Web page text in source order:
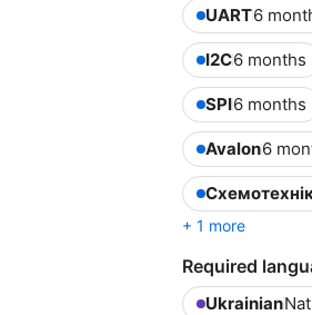
UART6
I2C6 months
SPI6 months
Avalon6
+ 1 more
Required
Ukrainian